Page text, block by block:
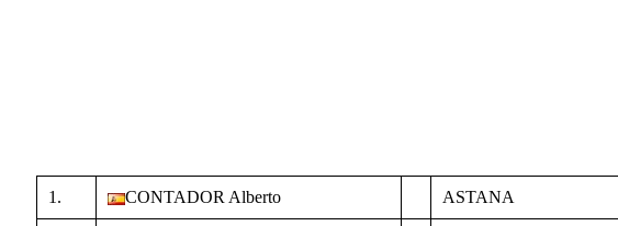
1. CONTADOR Alberto ASTANA